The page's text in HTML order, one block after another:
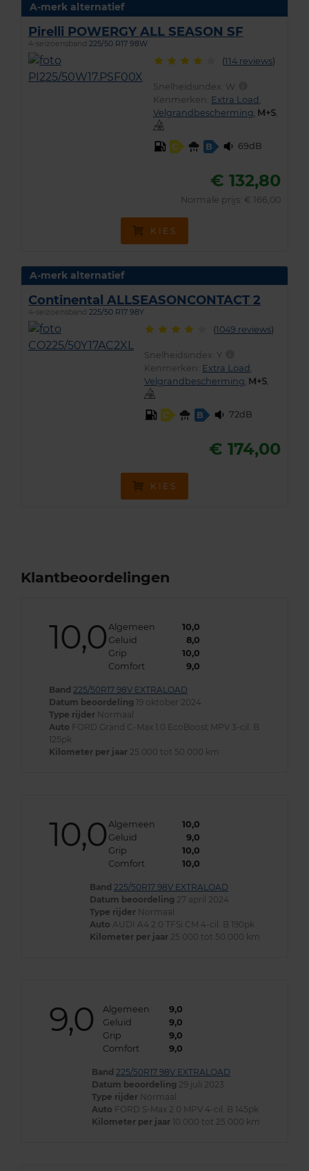
A-merk alternatief
Pirelli POWERGY ALL SEASON SF
4-seizoensband 225/50 R17 98W
(114 reviews)
Snelheidsindex: W
Kenmerken: Extra Load
Velgrandbescherming
C B 69dB
€ 132,80
Normale prijs: € 166,00
KIES
A-merk alternatief
Continental ALLSEASONCONTACT 2
4-seizoensband 225/50 R17 98Y
(1049 reviews)
Snelheidsindex: Y
Kenmerken: Extra Load
Velgrandbescherming
C B 72dB
€ 174,00
KIES
Klantbeoordelingen
10,0 Algemeen
10,0
Geluid
8,0
Grip
10,0
Comfort
9,0
Band 225/50R17 98V EXTRALOAD
Datum beoordeling 19 oktober 2024
Type rijder Normaal
Auto FORD Grand C-Max 1.0 EcoBoost MPV 3-cil. B
125pk
Kilometer per jaar 25.000 tot 50.000 km
10,0 Algemeen
10,0
Geluid
9,0
Grip
10,0
Comfort
10,0
Band 225/50R17 98V EXTRALOAD
Datum beoordeling 27 april 2024
Type rijder Normaal
Auto AUDI A4 2.0 TFSi CM 4-cil. B 190pk
Kilometer per jaar 25.000 tot 50.000 km
9,0 Algemeen
9,0
Geluid
9,0
Grip
9,0
Comfort
9,0
Band 225/50R17 98V EXTRALOAD
Datum beoordeling 29 juli 2023
Type rijder Normaal
Auto FORD S-Max 2.0 MPV 4-cil. B 145pk
Kilometer per jaar 10.000 tot 25.000 km